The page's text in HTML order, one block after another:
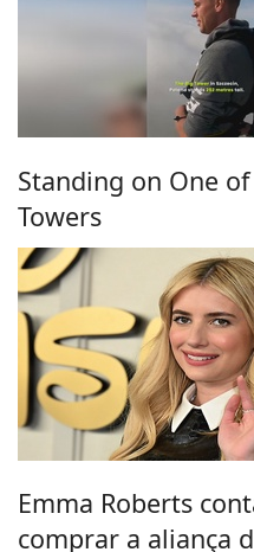
Standing on One
Towers
Emma Roberts
comprar a aliança